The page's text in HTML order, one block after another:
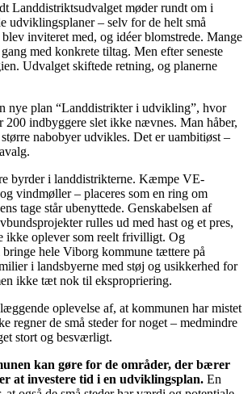
Landdistriktsudvalget møder rundt om i
udviklingsplaner – selv for de helt små
inviteret med, og idéer blomstrede. Mange
med konkrete tiltag. Men efter seneste
Udvalget skiftede retning, og planerne
nye plan “Landdistrikter i udvikling”, hvor
200 indbyggere slet ikke nævnes. Man håber,
nabobyer udvikles. Det er uambitiøst –
byrder i landdistrikterne. Kæmpe VE-
vindmøller – placeres som en ring om
tage står ubenyttede. Genskabelsen af
rulles ud med hast og et pres,
ikke oplever som reelt frivilligt. Og
hele Viborg kommune tættere på
i landsbyerne med støj og usikkerhed for
ikke tæt nok til ekspropriering.
oplevelse af, at kommunen har mistet
regner de små steder for noget – medmindre
stort og besværligt.
kan gøre for de områder, der bærer
at investere tid i en udviklingsplan. En